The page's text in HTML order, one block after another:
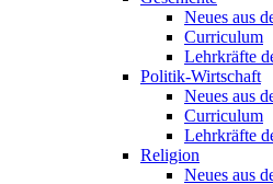
Neues aus
Curriculum
Lehrkräfte
Politik-Wirtschaft
Neues aus
Curriculum
Lehrkräfte
Religion
Neues aus